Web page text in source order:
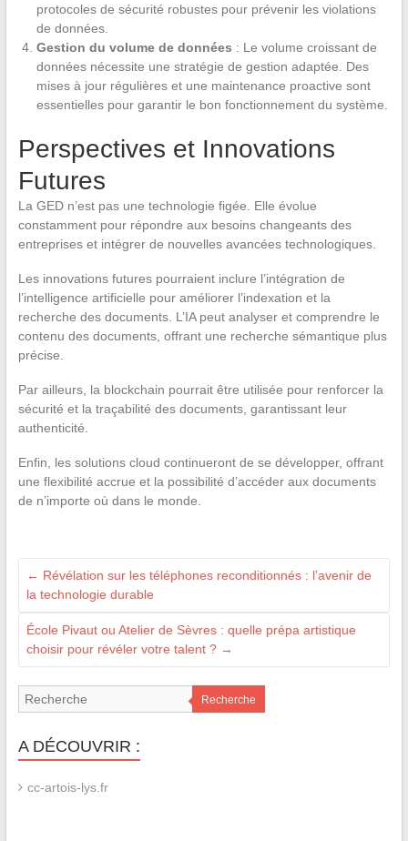
protocoles de sécurité robustes pour prévenir les violations
de données.
Gestion du volume de données : Le volume croissant de
données nécessite une stratégie de gestion adaptée. Des
mises à jour régulières et une maintenance proactive sont
essentielles pour garantir le bon fonctionnement du système.
Perspectives et Innovations
Futures
La GED n’est pas une technologie figée. Elle évolue
constamment pour répondre aux besoins changeants des
entreprises et intégrer de nouvelles avancées technologiques.
Les innovations futures pourraient inclure l’intégration de
l’intelligence artificielle pour améliorer l’indexation et la
recherche des documents. L’IA peut analyser et comprendre le
contenu des documents, offrant une recherche sémantique plus
précise.
Par ailleurs, la blockchain pourrait être utilisée pour renforcer la
sécurité et la traçabilité des documents, garantissant leur
authenticité.
Enfin, les solutions cloud continueront de se développer, offrant
une flexibilité accrue et la possibilité d’accéder aux documents
de n’importe où dans le monde.
← Révélation sur les téléphones reconditionnés : l’avenir de
la technologie durable
École Pivaut ou Atelier de Sèvres : quelle prépa artistique
choisir pour révéler votre talent ? →
Recherche
A DÉCOUVRIR :
cc-artois-lys.fr